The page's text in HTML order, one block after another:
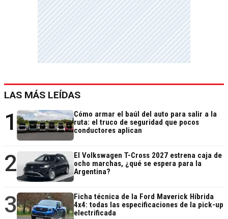
LAS MÁS LEÍDAS
1
Cómo armar el baúl del auto para salir a la
ruta: el truco de seguridad que pocos
conductores aplican
2
El Volkswagen T-Cross 2027 estrena caja de
ocho marchas, ¿qué se espera para la
Argentina?
3
Ficha técnica de la Ford Maverick Híbrida
4x4: todas las especificaciones de la pick-up
electrificada